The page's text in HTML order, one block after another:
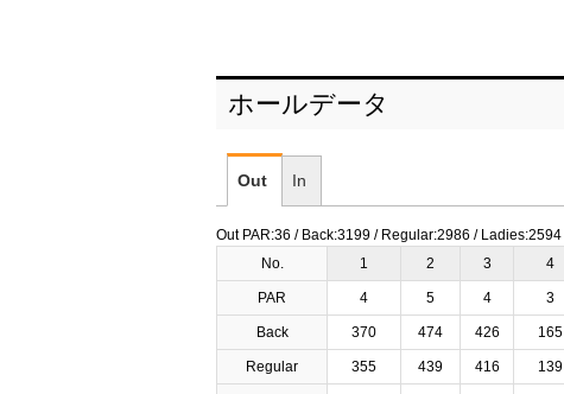
ホールデータ
Out In
Out PAR:36 / Back:3199 / Regular:2986 / Ladies:2594
No.
1 2 3 4
PAR 4 5 4 3
Back 370 474 426 165
Regular 355 439 416 139